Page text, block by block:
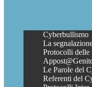
Cyberbullismo
La
Protocolli delle
Le Parole del
Referenti del